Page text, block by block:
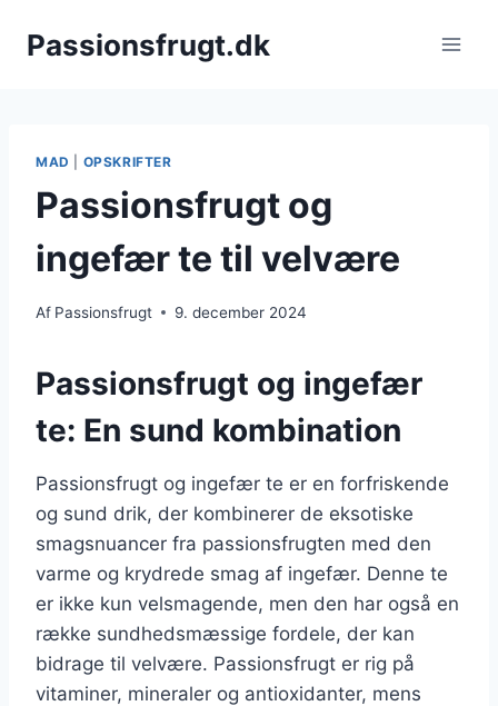
Passionsfrugt.dk
MAD OPSKRIFTER
Passionsfrugt og
ingefær te til velvære
Af Passionsfrugt 9. december 2024
Passionsfrugt og ingefær
te: En sund kombination
Passionsfrugt og ingefær te er en forfriskende
og sund drik, der kombinerer de eksotiske
smagsnuancer fra passionsfrugten med den
varme og krydrede smag af ingefær. Denne te
er ikke kun velsmagende, men den har også en
række sundhedsmæssige fordele, der kan
bidrage til velvære. Passionsfrugt er rig på
vitaminer, mineraler og antioxidanter, mens